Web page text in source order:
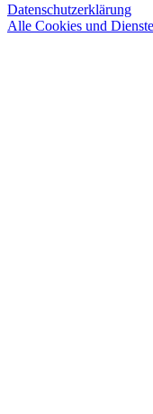
Datenschutzerklärung
Alle Cookies und